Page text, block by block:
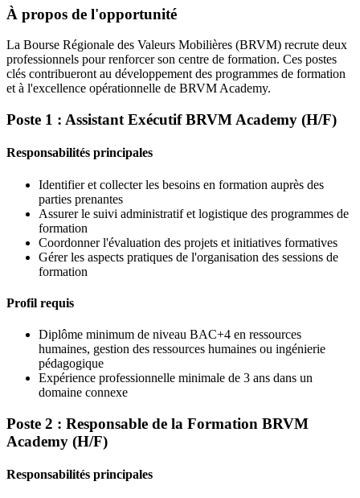
À propos de l'opportunité
La Bourse Régionale des Valeurs Mobilières (BRVM) recrute deux
professionnels pour renforcer son centre de formation. Ces postes
clés contribueront au développement des programmes de formation
et à l'excellence opérationnelle de BRVM Academy.
Poste 1 : Assistant Exécutif BRVM Academy (H/F)
Responsabilités principales
Identifier et collecter les besoins en formation auprès des
parties prenantes
Assurer le suivi administratif et logistique des programmes de
formation
Coordonner l'évaluation des projets et initiatives formatives
Gérer les aspects pratiques de l'organisation des sessions de
formation
Profil requis
Diplôme minimum de niveau BAC+4 en ressources
humaines, gestion des ressources humaines ou ingénierie
pédagogique
Expérience professionnelle minimale de 3 ans dans un
domaine connexe
Poste 2 : Responsable de la Formation BRVM
Academy (H/F)
Responsabilités principales